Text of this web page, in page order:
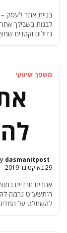
בניית אתר לעסק
לבנות בשבילך אתר.
גדולים וקטנים
משפך שיווקי
dasmanitpost
29 באוקטובר 2019
אתרים חרדיים
ה'תשע"ט גרמה
להשתלט על